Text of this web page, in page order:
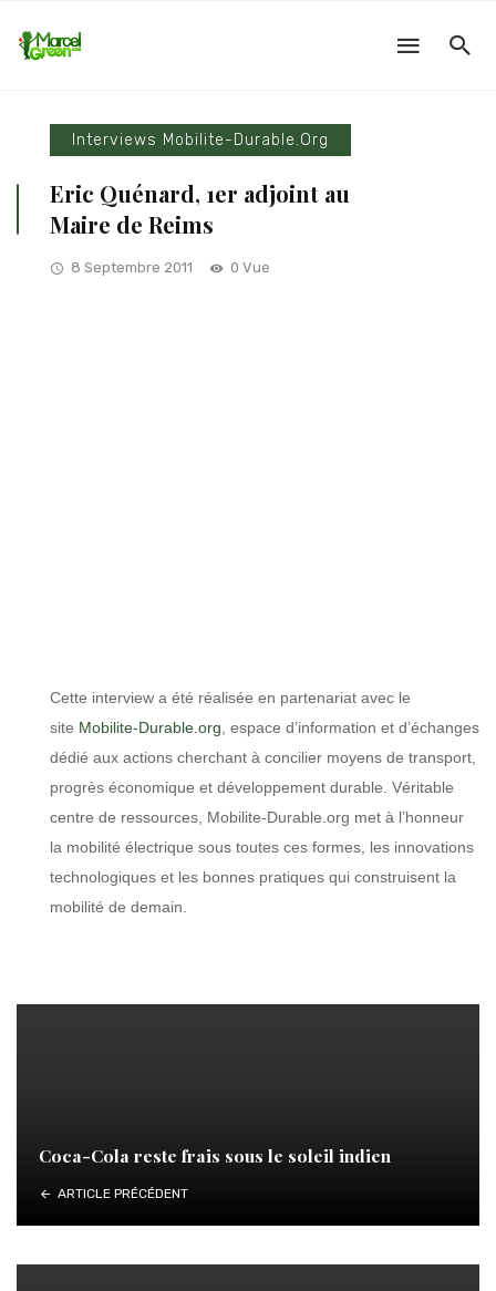
Interviews Mobilite-Durable.org
Eric Quénard, 1er adjoint au
Maire de Reims
8 Septembre 2011 0 Vue
Cette interview a été réalisée en partenariat avec le
site Mobilite-Durable.org , espace d’information et d’échanges
dédié aux actions cherchant à concilier moyens de transport,
progrès économique et développement durable. Véritable
centre de ressources, Mobilite-Durable.org met à l’honneur
la mobilité électrique sous toutes ces formes, les innovations
technologiques et les bonnes pratiques qui construisent la
mobilité de demain.
Coca-Cola reste frais sous le soleil indien
ARTICLE PRÉCÉDENT